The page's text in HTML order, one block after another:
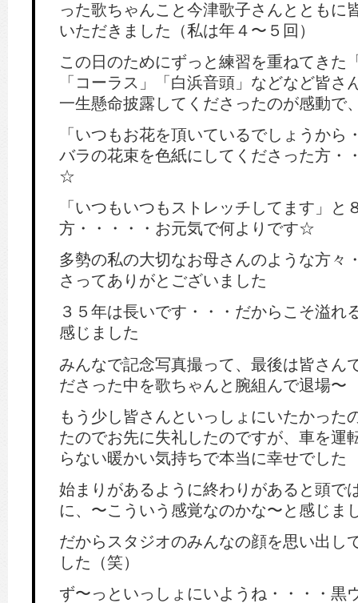
った歌ちゃんこと今津歌子さんとともに
いただきました（私は年４〜５回）
この日のためにずっと練習を重ねてきた
「コーラス」「白浜音頭」などなど皆さ
一生懸命披露してくださったのが感動で
「いつもお花を頂いているでしょうから
バラの花束を色紙にしてくださった方・
☆
「いつもいつもストレッチしてます」と
方・・・・・お元気で何よりです☆
多勢の私の大切なお母さんのような方々
さってありがとございました
３５年は長いです・・・だからこそ溢れ
感じました
みんなで記念写真撮って、最後は皆さん
ださった中を歌ちゃんと腕組んで退場〜
もう少し皆さんといっしょにいたかった
たのでお先に失礼したのですが、車を運
らない暖かい気持ちで本当に幸せでした
始まりがあるように終わりがあると頭で
に、〜こういう感覚なのかな〜と感じま
だからスタジオのみんなの顔を思い出し
した（笑）
ず〜っといっしょにいようね・・・・黒